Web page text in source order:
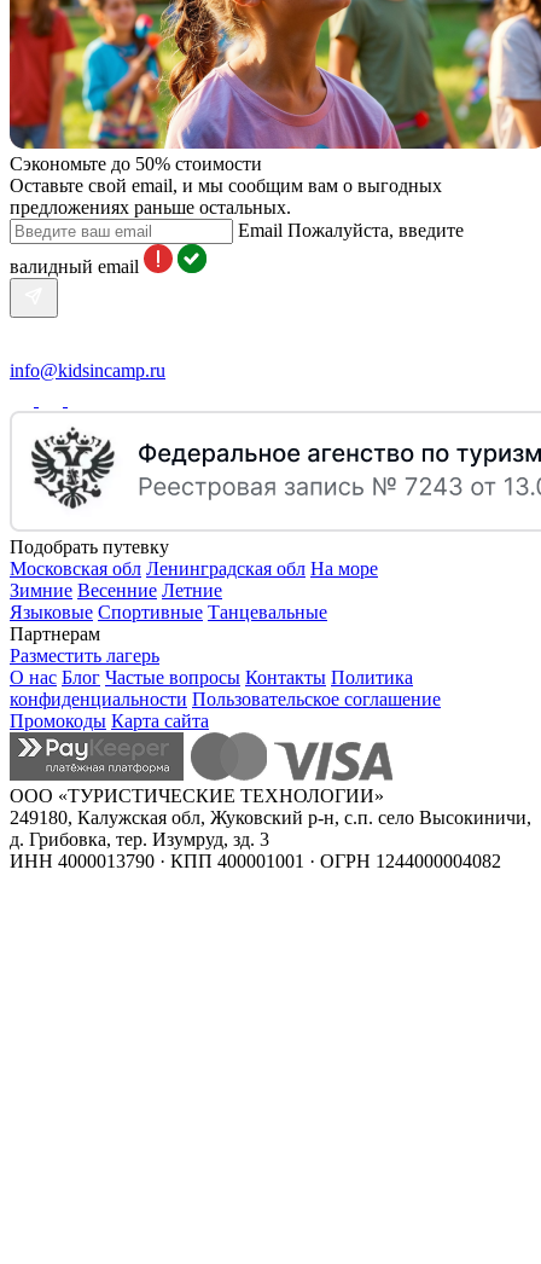
Сэкономьте до 50% стоимости
Оставьте свой email, и мы сообщим вам о выгодных
предложениях раньше остальных.
Email Пожалуйста, введите
валидный email
info@kidsincamp.ru
Подобрать путевку
Московская обл Ленинградская обл На море
Зимние Весенние Летние
Языковые Спортивные Танцевальные
Партнерам
Разместить лагерь
О нас Блог Частые вопросы Контакты Политика
конфиденциальности Пользовательское соглашение
Промокоды Карта сайта
ООО «ТУРИСТИЧЕСКИЕ ТЕХНОЛОГИИ»
249180, Калужская обл, Жуковский р-н, с.п. село Высокиничи,
д. Грибовка, тер. Изумруд, зд. 3
ИНН 4000013790 · КПП 400001001 · ОГРН 1244000004082